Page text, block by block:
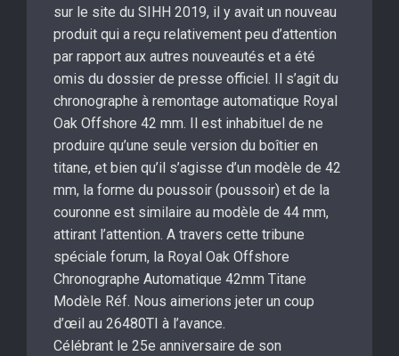
sur le site du SIHH 2019, il y avait un nouveau
produit qui a reçu relativement peu d’attention
par rapport aux autres nouveautés et a été
omis du dossier de presse officiel. Il s’agit du
chronographe à remontage automatique Royal
Oak Offshore 42 mm. Il est inhabituel de ne
produire qu’une seule version du boîtier en
titane, et bien qu’il s’agisse d’un modèle de 42
mm, la forme du poussoir (poussoir) et de la
couronne est similaire au modèle de 44 mm,
attirant l’attention. A travers cette tribune
spéciale forum, la Royal Oak Offshore
Chronographe Automatique 42mm Titane
Modèle Réf. Nous aimerions jeter un coup
d’œil au 26480TI à l’avance.
Célébrant le 25e anniversaire de son